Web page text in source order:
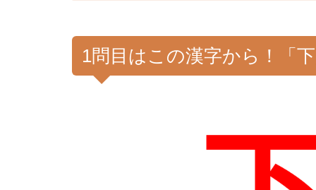
1問目はこの漢字から！「下